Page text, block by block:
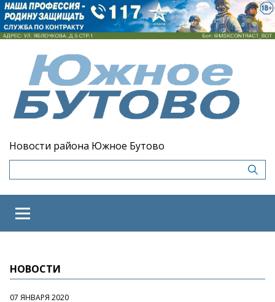
Новости района Южное Бутово
НОВОСТИ
07 ЯНВАРЯ 2020